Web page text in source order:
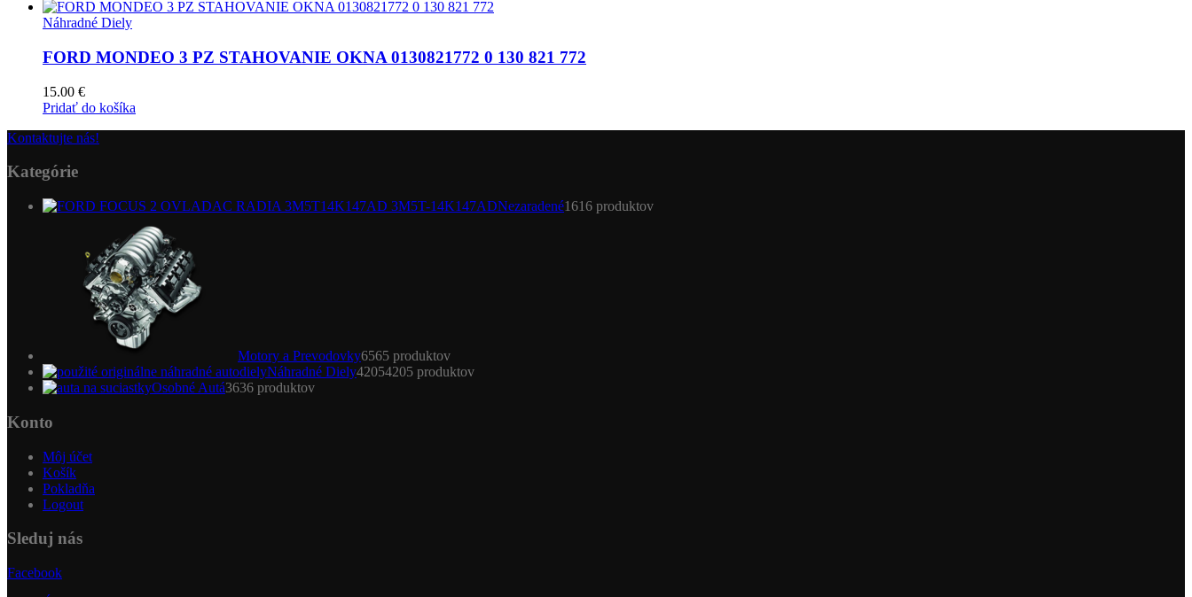
Náhradné Diely
FORD MONDEO 3 PZ STAHOVANIE OKNA 0130821772 0 130 821 772
15.00 €
Pridať do košíka
Kontaktujte nás!
Kategórie
Nezaradené1616 produktov
Motory a Prevodovky6565 produktov
Náhradné Diely42054205 produktov
Osobné Autá3636 produktov
Konto
Môj účet
Košík
Pokladňa
Logout
Sleduj nás
Facebook